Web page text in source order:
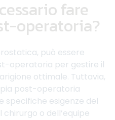
fare
operatoria?
può essere
operatoria per gestire il
ottimale. Tuttavia,
post-operatoria
specifiche esigenze del
o dell’equipe